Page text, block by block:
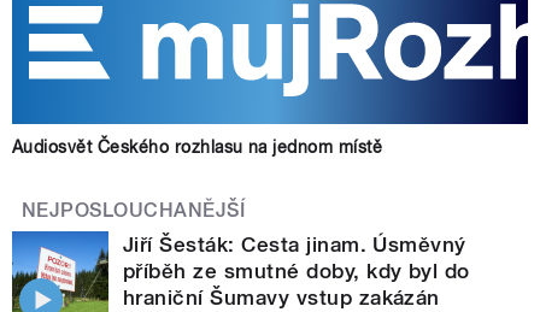
Audiosvět Českého rozhlasu na jednom místě
NEJPOSLOUCHANĚJŠÍ
Jiří Šesták: Cesta jinam. Úsměvný
příběh ze smutné doby, kdy byl do
hraniční Šumavy vstup zakázán